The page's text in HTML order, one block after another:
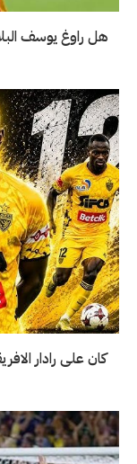
هل راوغ يوسف
كان على رادار